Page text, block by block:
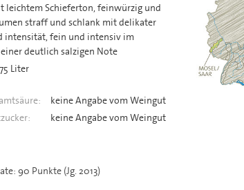
leichtem Schieferton, feinwürzig und
straff und schlank mit delikater
intensität, fein und intensiv im
deutlich salzigen Note
Liter
keine Angabe vom Weingut
keine Angabe vom Weingut
90 Punkte (Jg. 2013)